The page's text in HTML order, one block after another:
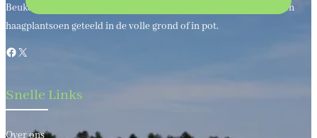
Beukenhaagkwekerij al meer dan 50 jaar uw leverancier van bos en
haagplantsoen geteeld in de volle grond of in pot.
Facebook
X
Snelle Links
Over ons